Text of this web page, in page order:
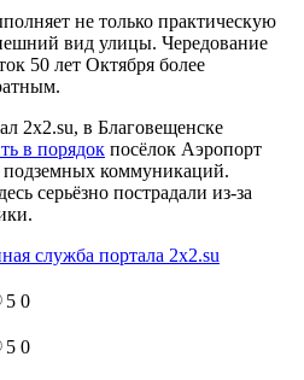
не только практическую
вид улицы. Чередование
50 лет Октября более
2х2.su, в Благовещенске
в порядок посёлок Аэропорт
подземных коммуникаций.
серьёзно пострадали из-за
служба портала 2x2.su
5 0
5 0